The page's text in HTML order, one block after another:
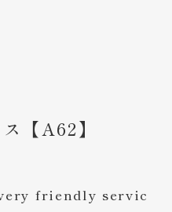
【A62】
friendly servic